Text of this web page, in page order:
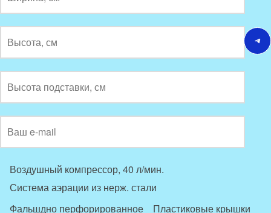
Воздушный компрессор, 40 л/мин.
Система аэрации из нерж. стали
Фальшдно перфорированное
Пластиковые крышки
Сообщение в